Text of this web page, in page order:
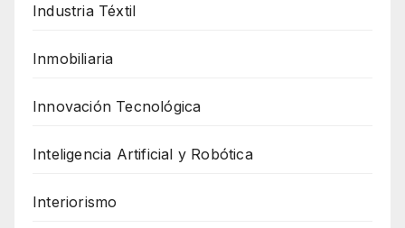
Industria Téxtil
Inmobiliaria
Innovación Tecnológica
Inteligencia Artificial y Robótica
Interiorismo